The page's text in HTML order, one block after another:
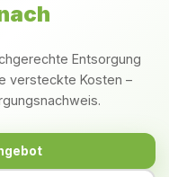
Entsorgung
versteckte Kosten –